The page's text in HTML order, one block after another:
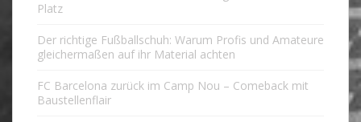
Platz
Der richtige Fußballschuh: Warum Profis und Amateure
gleichermaßen auf ihr Material achten
FC Barcelona zurück im Camp Nou – Comeback mit
Baustellenflair